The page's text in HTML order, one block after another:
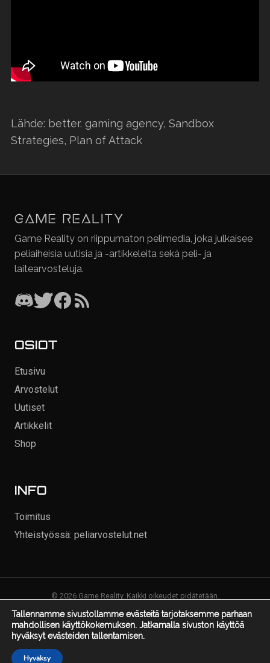
Lähde: better. gaming agency, Sandbox
Strategies, Plan of Attack
Tallennamme sivustollamme evästeitä tarjotaksemme parhaan
mahdollisen käyttökokemuksen. Jatkamalla sivuston käyttöä
hyväksyt evästeiden tallentamisen.
Hyväksy
Game Reality on riippumaton pelimedia, joka julkaisee
peliaiheisia uutisia ja -artikkeleita sekä peli- ja
laitearvosteluja.
OSIOT
Etusivu
Arvostelut
Uutiset
Artikkelit
Shop
INFO
Toimitus
Yhteistyössä: peliarvostelut.net
© 2026 Game Reality. Kaikki oikeudet pidätetään.